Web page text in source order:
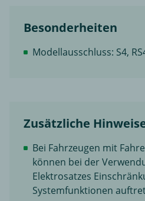
Besonderheiten
Modellausschluss: S4,
Zusätzliche
Bei Fahrzeugen mit
können bei der
Elektrosatzes
Systemfunktionen